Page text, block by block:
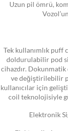
Uzun pil ömrü,
Tek kullanımlık puff
doldurulabilir pod
cihazdır. Dokunmatik
ve değiştirilebilir
kullanıcılar için
coil teknolojisiyle
Elektronik